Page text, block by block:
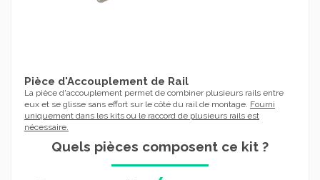
Pièce d'Accouplement de Rail
La pièce d'accouplement permet de combiner plusieurs rails entre
eux et se glisse sans effort sur le côté du rail de montage. Fourni
uniquement dans les kits ou le raccord de plusieurs rails est
nécessaire.
Quels pièces composent ce kit ?